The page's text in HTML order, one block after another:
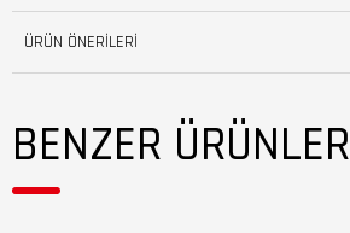
ÜRÜN ÖNERILERI
BENZER ÜRÜNLER